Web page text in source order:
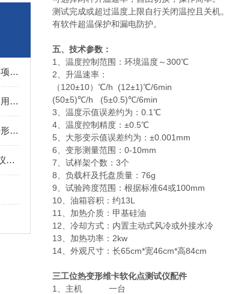
热变形维卡测定仪的操作注意事项是什么
宏拓热变形维卡温度测定仪的使用介绍
热变形维卡测定仪能捕捉到材料形变的细微变化
带控温的石油密度和API度测试仪哪里有卖？
测试完成或超过温度上限自行关闭温控且关机。
有软件超温保护和漏电防护。
五、技术参数：
1、温度控制范围：环境温度～300℃
2、升温速率：
（120±10）℃/h (12±1)℃/6min
(50±5)℃/h (5±0.5)℃/6min
3、温度示值误差约为：0.1℃
4、温度控制精度：±0.5℃
5、大形变示值误差约为：±0.001mm
6、变形测量范围：0-10mm
7、试样架个数：3个
8、负载杆及托盘质量：76g
9、试验跨度范围：根据标准64或100mm
10、油箱容积：约13L
11、加热介质：甲基硅油
12、冷却方式：内置主动式风冷或外接水冷
13、加热功率：2kw
14、外观尺寸：长65cm*宽46cm*高84cm
三工位热变形维卡软化点测试仪配件
1、主机 一台